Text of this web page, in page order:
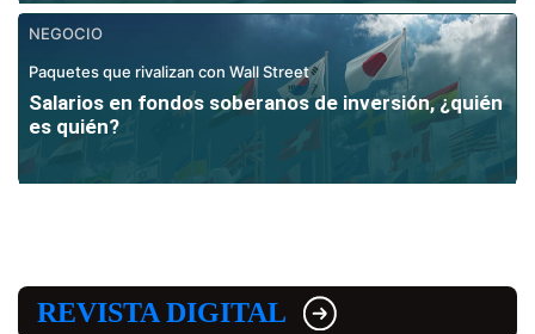
NEGOCIO
Paquetes que rivalizan con Wall Street
Salarios en fondos soberanos de inversión, ¿quién
es quién?
REVISTA DIGITAL